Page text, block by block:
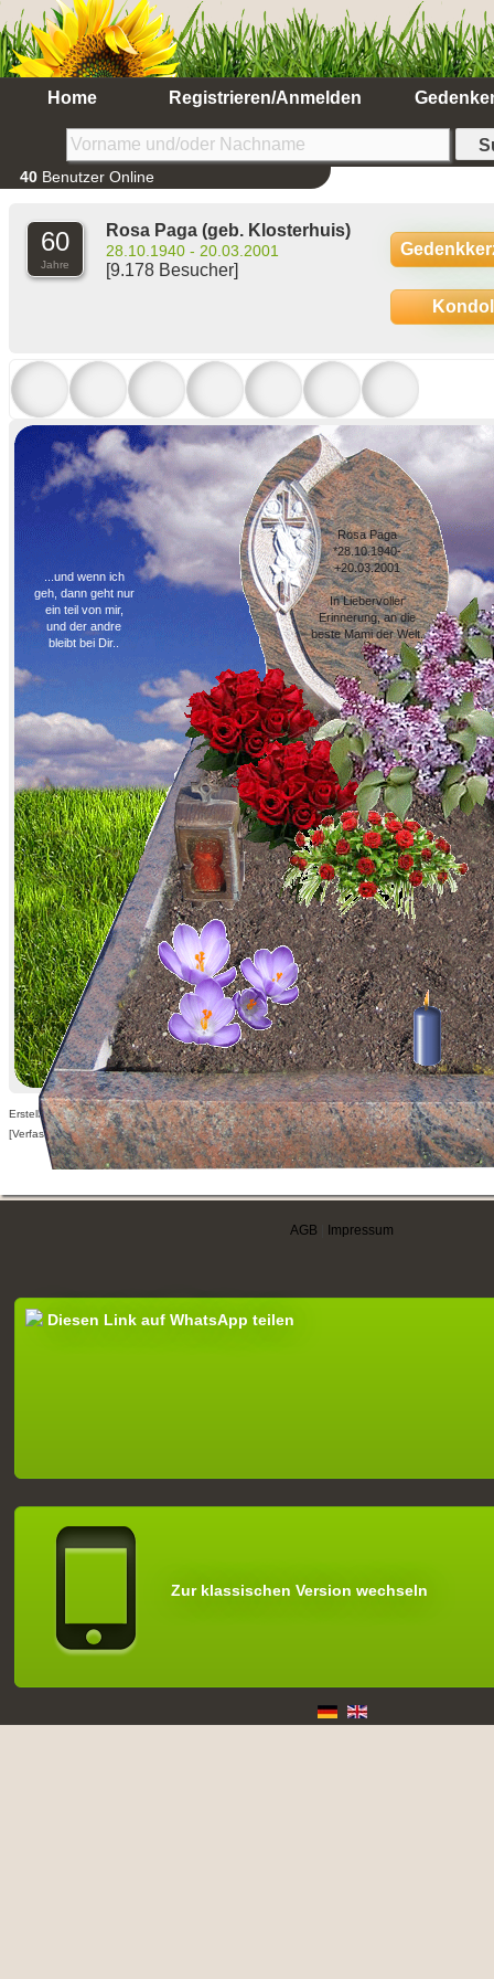
Home Registrieren/Anmelden
40 Benutzer Online
60
Jahre
Rosa Paga (geb. Klosterhuis)
28.10.1940 - 20.03.2001
[9.178 Besucher]
Rosa Paga
*28.10.1940-
+20.03.2001
In Liebervoller
Erinnerung, an die
beste Mami der Welt.
...und wenn ich
geh, dann geht nur
ein teil von mir,
und der andre
bleibt bei Dir..
Erstellt am 11.02.2011,
[Verfasser nur für angemeldete Benutzer sichtbar]
AGB Impressum
Diesen Link auf WhatsApp teilen
Zur klassischen Version wechseln